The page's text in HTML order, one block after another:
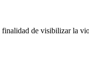
de visibilizar la